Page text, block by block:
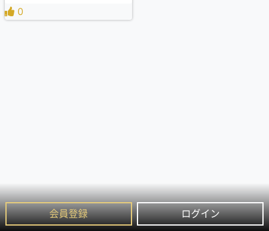
会員登録 ログイン
0